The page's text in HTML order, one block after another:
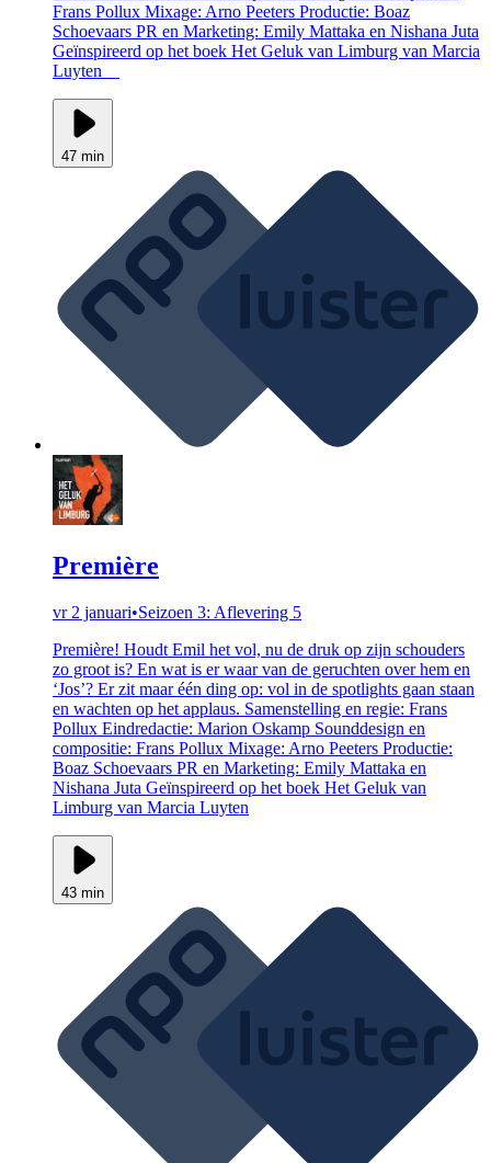
Frans Pollux Mixage: Arno Peeters Productie: Boaz
Schoevaars PR en Marketing: Emily Mattaka en Nishana Juta
Geïnspireerd op het boek Het Geluk van Limburg van Marcia
Luyten
47 min
Première
vr 2 januari•Seizoen 3: Aflevering 5
Première! Houdt Emil het vol, nu de druk op zijn schouders
zo groot is? En wat is er waar van de geruchten over hem en
‘Jos’? Er zit maar één ding op: vol in de spotlights gaan staan
en wachten op het applaus. Samenstelling en regie: Frans
Pollux Eindredactie: Marion Oskamp Sounddesign en
compositie: Frans Pollux Mixage: Arno Peeters Productie:
Boaz Schoevaars PR en Marketing: Emily Mattaka en
Nishana Juta Geïnspireerd op het boek Het Geluk van
Limburg van Marcia Luyten
43 min